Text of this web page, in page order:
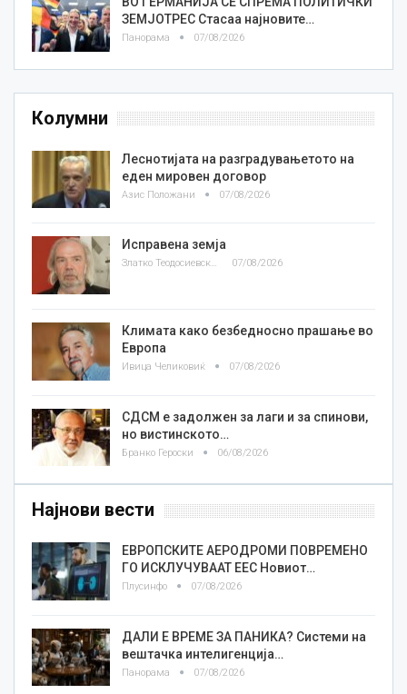
ЗЕМЈОТРЕС Стасаа најновите…
Панорама 07/08/2026
Колумни
Леснотијата на разградувањетото на
еден мировен договор
Азис Положани 07/08/2026
Исправена земја
Златко Теодосиевски 07/08/2026
Климата како безбедносно прашање во
Европа
Ивица Челиковиќ 07/08/2026
СДСМ е задолжен за лаги и за спинови,
но вистинското…
Бранко Героски 06/08/2026
Најнови вести
ЕВРОПСКИТЕ АЕРОДРОМИ ПОВРЕМЕНО
ГО ИСКЛУЧУВААТ ЕЕС Новиот…
Плусинфо 07/08/2026
ДАЛИ Е ВРЕМЕ ЗА ПАНИКА? Системи на
вештачка интелигенција…
Панорама 07/08/2026